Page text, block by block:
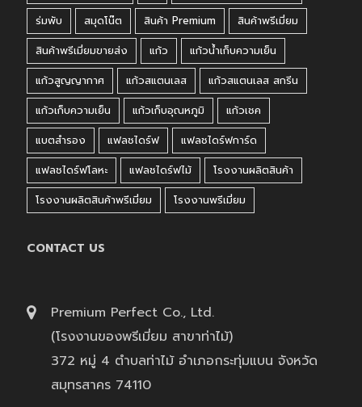
ร่มพับ
สมุดโน๊ต สินค้า Premium
สินค้าพรีเมี่ยม
สินค้าพรีเมี่ยมขายส่ง
แก้ว
แก้วน้ำเก็บความเย็น
แก้วสูญญากาศ
แก้วสแตนเลส
แก้วสแตนเลส สกรีน
แก้วเก็บความเย็น
แก้วเก็บอุณหภูมิ
แก้วเชค
แบตสำรอง
แฟลชไดร์ฟ
แฟลชไดร์ฟการ์ด
แฟลชไดร์ฟโลหะ
แฟลชไดร์ฟไม้
โรงงานผลิตสินค้า
โรงงานผลิตสินค้าพรีเมี่ยม
โรงงานพรีเมี่ยม
CONTACT US
Premium Perfect Co., Ltd.
(โรงงานของพรีเมี่ยม สาขาท่าไม้)
372 หมู่ 4 ตำบลท่าไม้ อำเภอกระทุ่มแบน จังหวัด
สมุทรสาคร 74110